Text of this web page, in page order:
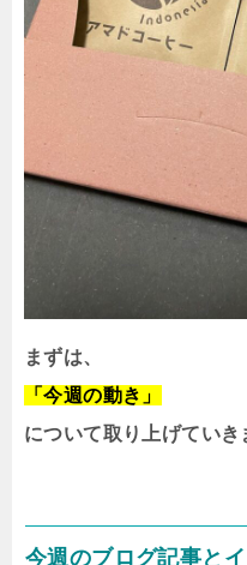
まずは、
「今週の動き」
について取り上げていき
今週のブログ記事と